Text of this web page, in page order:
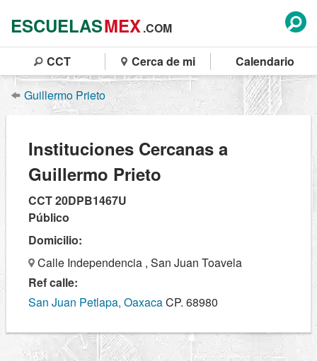
ESCUELASMEX.COM
CCT Cerca de mi Calendario
Guillermo Prieto
Instituciones Cercanas a
Guillermo Prieto
CCT 20DPB1467U
Público
Domicilio:
Calle Independencia , San Juan Toavela
Ref calle:
San Juan Petlapa, OaxacaCP. 68980